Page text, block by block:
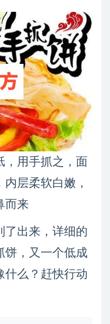
，用手抓之，面
层柔软白嫩，
而来
了出来，详细的
饼，又一个低成
什么？赶快行动